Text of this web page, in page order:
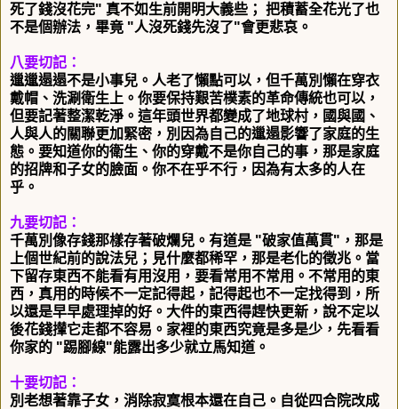
死了錢沒花完" 真不如生前開明大義些； 把積蓄全花光了也
不是個辦法，畢竟 "人沒死錢先沒了"會更悲哀。
八要切記：
邋邋遢遢不是小事兒。人老了懶點可以，但千萬別懶在穿衣
戴帽、 洗涮衛生上。你要保持艱苦樸素的革命傳統也可以，
但要記著整潔乾淨。這年頭世界都變成了地球村，國與國、
人與人的關聯更加緊密，別因為自己的邋遢影響了家庭的生
態。 要知道你的衛生、你的穿戴不是你自己的事， 那是家庭
的招牌和子女的臉面。你不在乎不行， 因為有太多的人在
乎。
九要切記：
千萬別像存錢那樣存著破爛兒。有道是 "破家值萬貫"， 那是
上個世紀前的說法兒；見什麼都稀罕，那是老化的徵兆。 當
下留存東西不能看有用沒用，要看常用不常用。不常用的東
西， 真用的時候不一定記得起，記得起也不一定找得到， 所
以還是早早處理掉的好。大件的東西得趕快更新， 說不定以
後花錢攆它走都不容易。家裡的東西究竟是多是少， 先看看
你家的 "踢腳線"能露出多少就立馬知道。
十要切記：
別老想著靠子女，消除寂寞根本還在自己。 自從四合院改成